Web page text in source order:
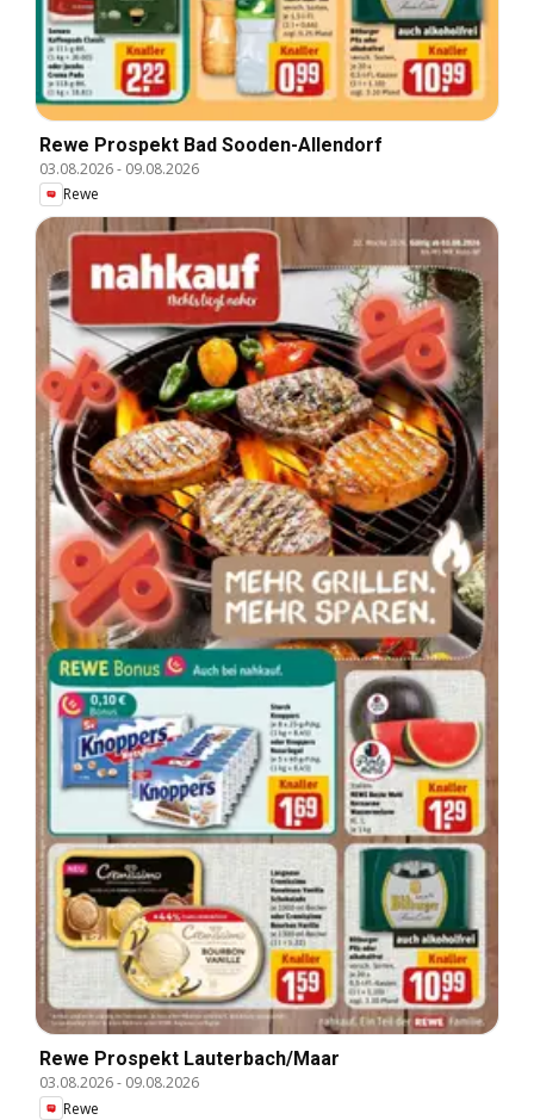
Rewe Prospekt Bad Sooden-Allendorf
03.08.2026- 09.08.2026
Rewe
Rewe Prospekt Lauterbach/Maar
03.08.2026- 09.08.2026
Rewe